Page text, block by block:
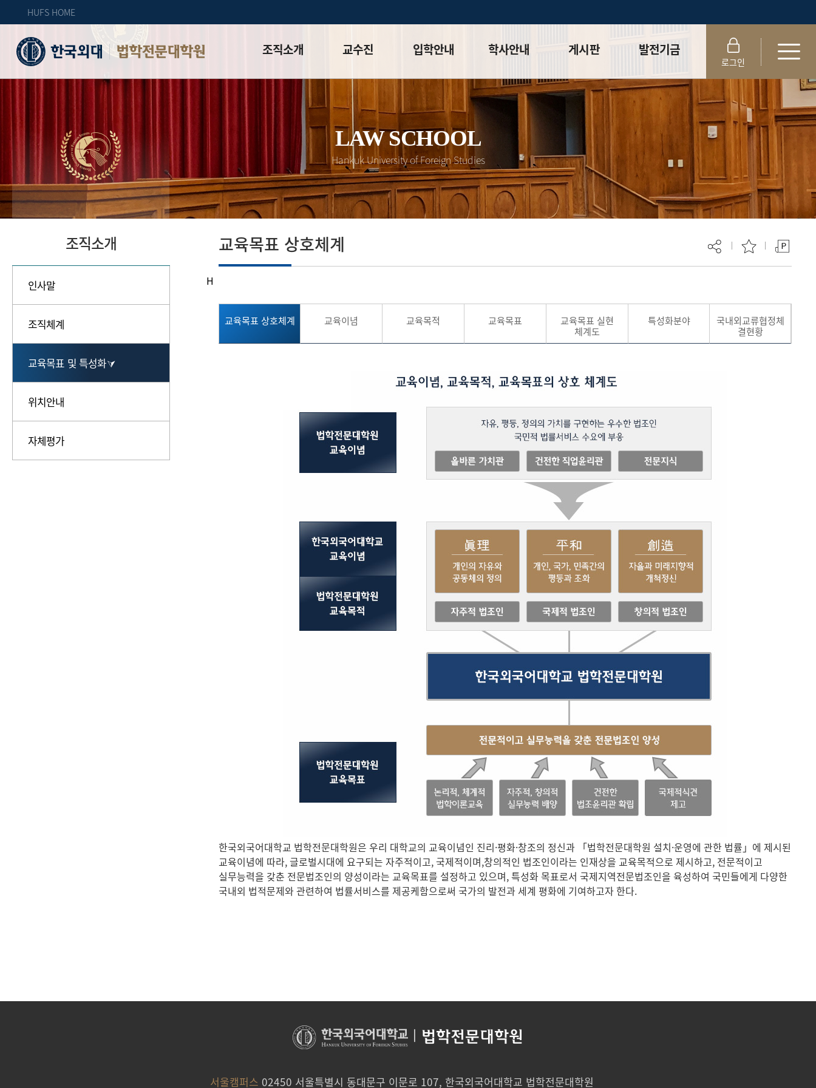
HUFS HOME
법학전문대학원 조직소개
자체평가
교수진
전임교수
겸임교수
명예교수
초빙 객원 교수
입학안내
모집요강(석사)
모집요강(박사)
입시 공지사항
입시 FAQ
학사안내
학사일정
대학원 학칙
학칙시행세칙
이수체계도
교과과정
강의시간표
성적등급&
게시판
학사공지사항
센터공지사항
실습게시판
취업게시판
학생참여
변호사시험
합격률 및 취업률
동문 라운지
발전기금
법학전문대학원
발전기금
법학전문대학원
장학기금
로그인
LAW SCHOOL
Hankuk University of Foreign Studies
조직소개
인사말
조직체계
교육목표 및 특성화⮛
위치안내
자체평가
H
현재 페이지를 즐겨찾는 메뉴로
등록하시겠습니까?
메뉴추가
교육목표 상호체계
교육목표 상호체계 교육이념 교육목적 교육목표 교육목표 실현
체계도
특성화분야 국내외교류협정체
결현황
한국외국어대학교 법학전문대학원은 우리 대학교의 교육이념인 진리·평화·창조의 정신과 「법학전문대학원 설치·운영에 관한 법률」에 제시된
교육이념에 따라, 글로벌시대에 요구되는 자주적이고, 국제적이며,창의적인 법조인이라는 인재상을 교육목적으로 제시하고, 전문적이고
실무능력을 갖춘 전문법조인의 양성이라는 교육목표를 설정하고 있으며, 특성화 목표로서 국제지역전문법조인을 육성하여 국민들에게 다양한
국내외 법적문제와 관련하여 법률서비스를 제공케함으로써 국가의 발전과 세계 평화에 기여하고자 한다.
| 법학전문대학원
서울캠퍼스 02450 서울특별시 동대문구 이문로 107, 한국외국어대학교 법학전문대학원